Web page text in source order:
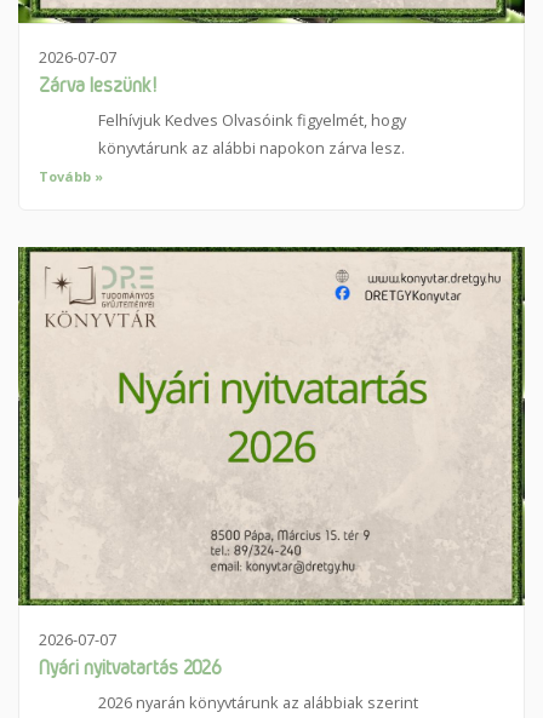
2026-07-07
Zárva leszünk!
Felhívjuk Kedves Olvasóink figyelmét, hogy
könyvtárunk az alábbi napokon zárva lesz.
Tovább »
2026-07-07
Nyári nyitvatartás 2026
2026 nyarán könyvtárunk az alábbiak szerint